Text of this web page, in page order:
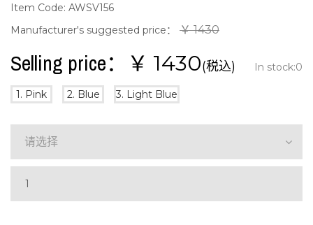
Item Code: AWSV156
Manufacturer's suggested price：
￥ 1430
Selling price：￥ 1430(税込) In stock:0
1. Pink 2. Blue 3. Light Blue
请选择